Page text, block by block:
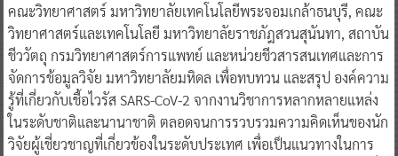
คณะวิทยาศาสตร์ มหาวิทยาลัยเทคโนโลยีพระจอมเกล้าธนบุรี, คณะ
วิทยาศาสตร์และเทคโนโลยี มหาวิทยาลัยราชภัฎสวนสุนันทา, สถาบัน
ชีววัตถุ กรมวิทยาศาสตร์การแพทย์ และหน่วยชีวสารสนเทศและการ
จัดการข้อมูลวิจัย มหาวิทยาลัยมหิดล เพื่อทบทวน และสรุป องค์ความ
รู้ที่เกี่ยวกับเชื้อไวรัส SARS-CoV-2 จากงานวิชาการหลากหลายแหล่ง
ในระดับชาติและนานาชาติ ตลอดจนการรวบรวมความคิดเห็นของนัก
วิจัยผู้เชี่ยวชาญที่เกี่ยวข้องในระดับประเทศ เพื่อเป็นแนวทางในการ